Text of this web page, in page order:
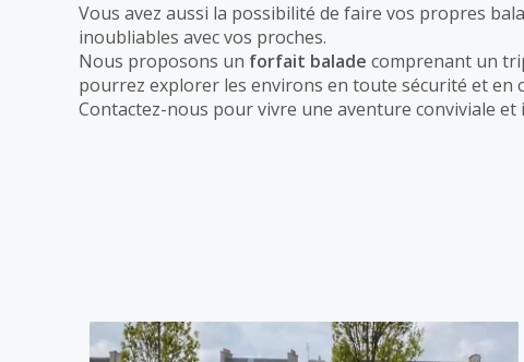
Vous avez aussi la possibilité de faire vos propres
inoubliables avec vos proches.
Nous proposons un forfait balade comprenant un
pourrez explorer les environs en toute sécurité et
Contactez-nous pour vivre une aventure conviviale et